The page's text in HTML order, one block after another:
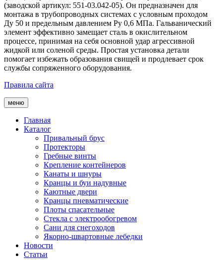
(заводской артикул: 551-03.042-05). Он предназначен для
монтажа в трубопроводных системах с условным проходом
Ду 50 и предельным давлением Ру 0,6 МПа. Гальванический
элемент эффективно замещает сталь в окислительном
процессе, принимая на себя основной удар агрессивной
жидкой или соленой среды. Простая установка детали
помогает избежать образования свищей и продлевает срок
службы сопряженного оборудования.
Правила сайта
меню
Главная
Каталог
Привальный брус
Протекторы
Гребные винты
Крепление контейнеров
Канаты и шнуры
Кранцы и буи надувные
Каютные двери
Кранцы пневматические
Плоты спасательные
Стекла с электрообогревом
Сани для снегоходов
Якорно-швартовные лебедки
Новости
Статьи